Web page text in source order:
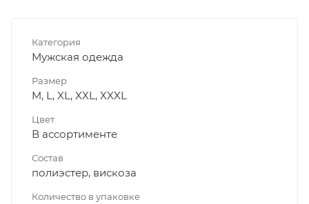
Категория
Мужская одежда
Размер
M, L, XL, XXL, XXXL
Цвет
В ассортименте
Состав
полиэстер, вискоза
Количество в упаковке